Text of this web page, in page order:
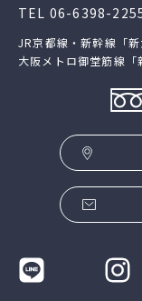
TEL 06-6398-
JR京都線・新幹線「
大阪メトロ御堂筋線